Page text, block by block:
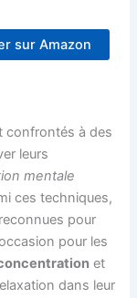
sur Amazon
confrontés à des
leurs
mentale
ces techniques,
pour
pour les
et
dans leur